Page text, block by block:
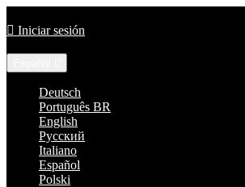
 Iniciar sesión
Deutsch
Português BR
English
Русский
Italiano
Español
Polski